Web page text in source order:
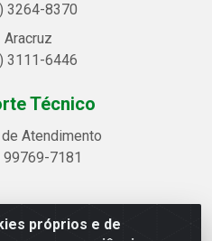
próprios e de
3264-8370
Aracruz
3111-6446
Técnico
Atendimento
99769-7181
- Avenida Alegre, 2521 -